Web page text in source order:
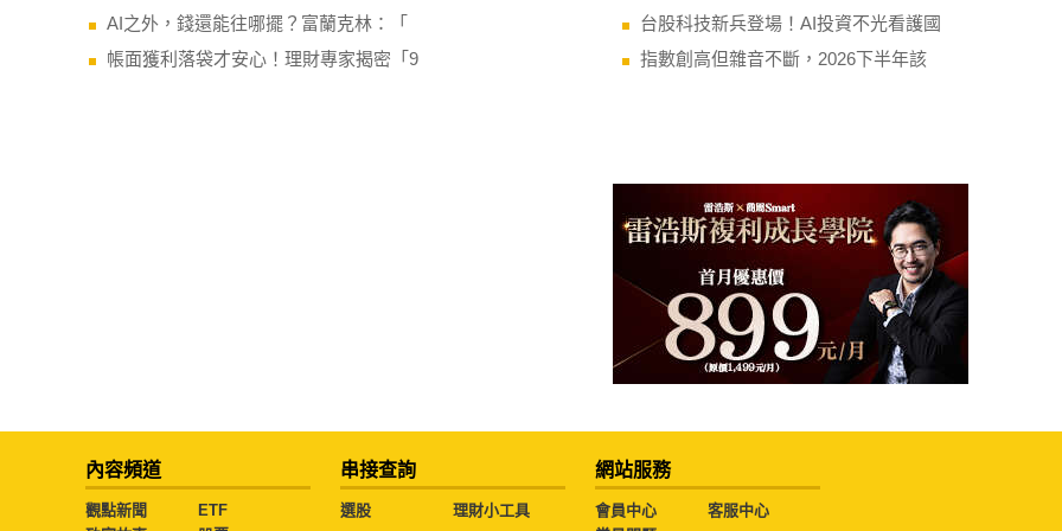
AI之外，錢還能往哪擺？富蘭克林：「
帳面獲利落袋才安心！理財專家揭密「9
台股科技新兵登場！AI投資不光看護國
指數創高但雜音不斷，2026下半年該
內容頻道
觀點新聞
ETF
串接查詢
選股 理財小工具
網站服務
會員中心
客服中心